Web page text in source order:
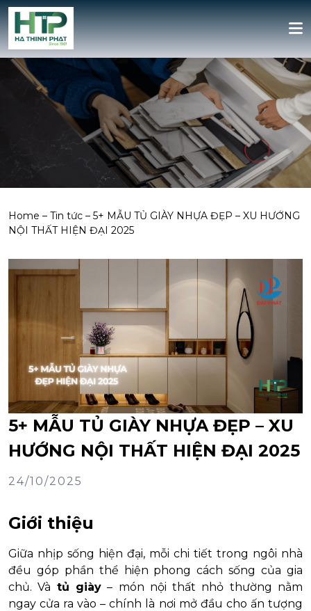
Home – Tin tức – 5+ MẪU TỦ GIÀY NHỰA ĐẸP – XU HƯỚNG
NỘI THẤT HIỆN ĐẠI 2025
5+ MẪU TỦ GIÀY NHỰA ĐẸP – XU
HƯỚNG NỘI THẤT HIỆN ĐẠI 2025
24/10/2025
Giới thiệu
Giữa nhịp sống hiện đại, mỗi chi tiết trong ngôi nhà
đều góp phần thể hiện phong cách sống của gia
chủ. Và tủ giày– món nội thất nhỏ thường nằm
ngay cửa ra vào – chính là nơi mở đầu cho ấn tượng